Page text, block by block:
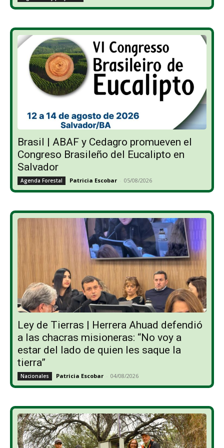
Brasil | ABAF y Cedagro promueven el
Congreso Brasileño del Eucalipto en
Salvador
Agenda Forestal Patricia Escobar - 05/08/2026
Ley de Tierras | Herrera Ahuad defendió
a las chacras misioneras: “No voy a
estar del lado de quien les saque la
tierra”
Nacionales Patricia Escobar - 04/08/2026